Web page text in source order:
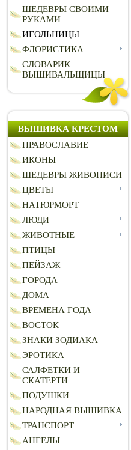
ШЕДЕВРЫ СВОИМИ
РУКАМИ
ИГОЛЬНИЦЫ
ФЛОРИСТИКА
СЛОВАРИК
ВЫШИВАЛЬЩИЦЫ
ВЫШИВКА КРЕСТОМ
ПРАВОСЛАВИЕ
ИКОНЫ
ШЕДЕВРЫ ЖИВОПИСИ
ЦВЕТЫ
НАТЮРМОРТ
ЛЮДИ
ЖИВОТНЫЕ
ПТИЦЫ
ПЕЙЗАЖ
ГОРОДА
ДОМА
ВРЕМЕНА ГОДА
ВОСТОК
ЗНАКИ ЗОДИАКА
ЭРОТИКА
САЛФЕТКИ И
СКАТЕРТИ
ПОДУШКИ
НАРОДНАЯ ВЫШИВКА
ТРАНСПОРТ
АНГЕЛЫ